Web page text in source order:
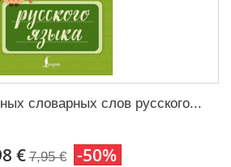
словарных слов русского...
€ 7,95 € -50%